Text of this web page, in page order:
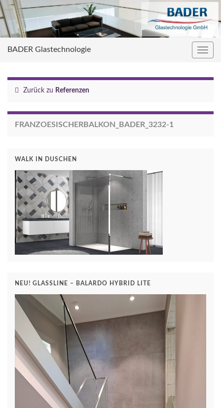
BADER Glastechnologie
Zurück zu Referenzen
FRANZOESISCHERBALKON_BADER_3232-1
WALK IN DUSCHEN
NEU! GLASSLINE – BALARDO HYBRID LITE